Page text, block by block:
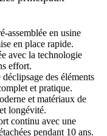
assemblée en usine
en place rapide.
avec la technologie
effort.
déclipsage des éléments
et pratique.
et matériaux de
longévité.
continu avec une
pendant 10 ans.